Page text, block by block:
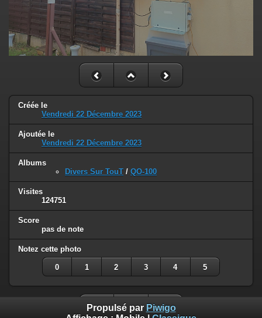
Créée le
Vendredi 22 Décembre 2023
Ajoutée le
Vendredi 22 Décembre 2023
Albums
Divers Sur TouT / QO-100
Visites
124751
Score
pas de note
Notez cette photo
0 1 2 3 4 5
Propulsé par Piwigo